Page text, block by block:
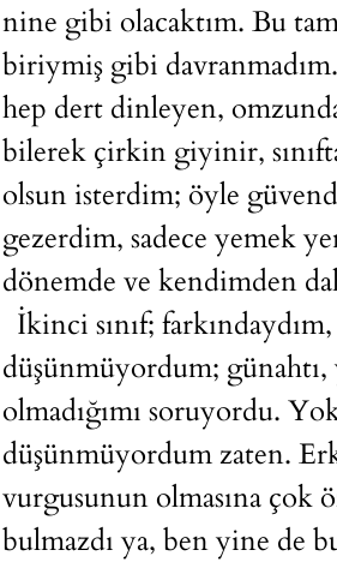
nine gibi olacaktım. Bu
biriymiş gibi
hep dert dinleyen,
bilerek çirkin giyinir,
olsun isterdim; öyle
gezerdim, sadece yemek
dönemde ve kendimden
İkinci sınıf;
düşünmüyordum; günahtı,
olmadığımı soruyordu.
düşünmüyordum zaten.
vurgusunun olmasına çok
bulmazdı ya, ben yine de